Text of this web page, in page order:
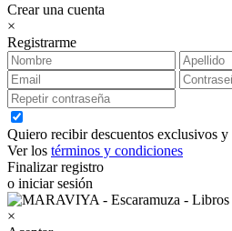
Crear una cuenta
×
Registrarme
Quiero recibir descuentos exclusivos y
Ver los términos y condiciones
Finalizar registro
o iniciar sesión
×